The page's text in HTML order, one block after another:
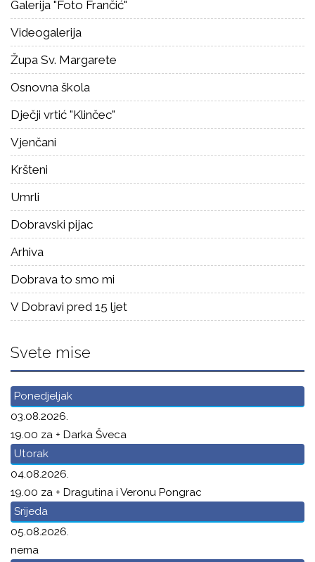
Galerija "Foto Frančić"
Videogalerija
Župa Sv. Margarete
Osnovna škola
Dječji vrtić "Klinčec"
Vjenčani
Kršteni
Umrli
Dobravski pijac
Arhiva
Dobrava to smo mi
V Dobravi pred 15 ljet
Svete mise
Ponedjeljak
03.08.2026.
19.00 za + Darka Šveca
Utorak
04.08.2026.
19.00 za + Dragutina i Veronu Pongrac
Srijeda
05.08.2026.
nema